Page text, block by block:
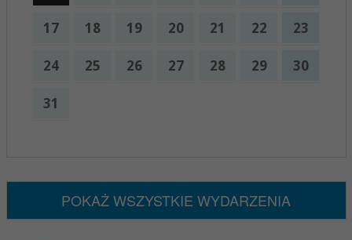
17 18 19 20 21 22 23
24 25 26 27 28 29 30
31
POKAŻ WSZYSTKIE WYDARZENIA